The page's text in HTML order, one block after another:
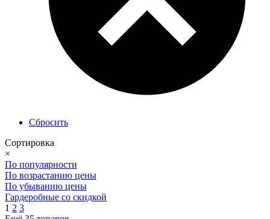
Сбросить
Сортировка
×
По популярности
По возрастанию цены
По убыванию цены
Гардеробные со скидкой
1 2 3